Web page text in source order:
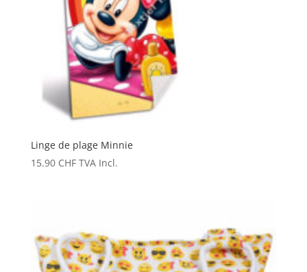
Linge de plage Minnie
15.90 CHF TVA Incl.